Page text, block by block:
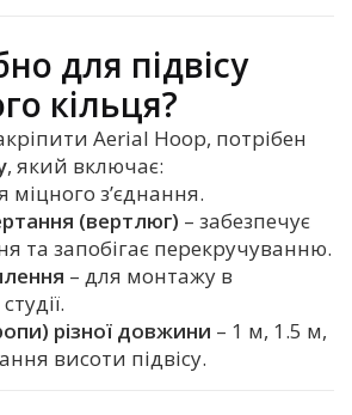
для підвісу
кільця?
Aerial Hoop, потрібен
, який включає:
міцного з’єднання.
(вертлюг) – забезпечує
та запобігає перекручуванню.
– для монтажу в
різної довжини – 1 м, 1.5 м,
висоти підвісу.